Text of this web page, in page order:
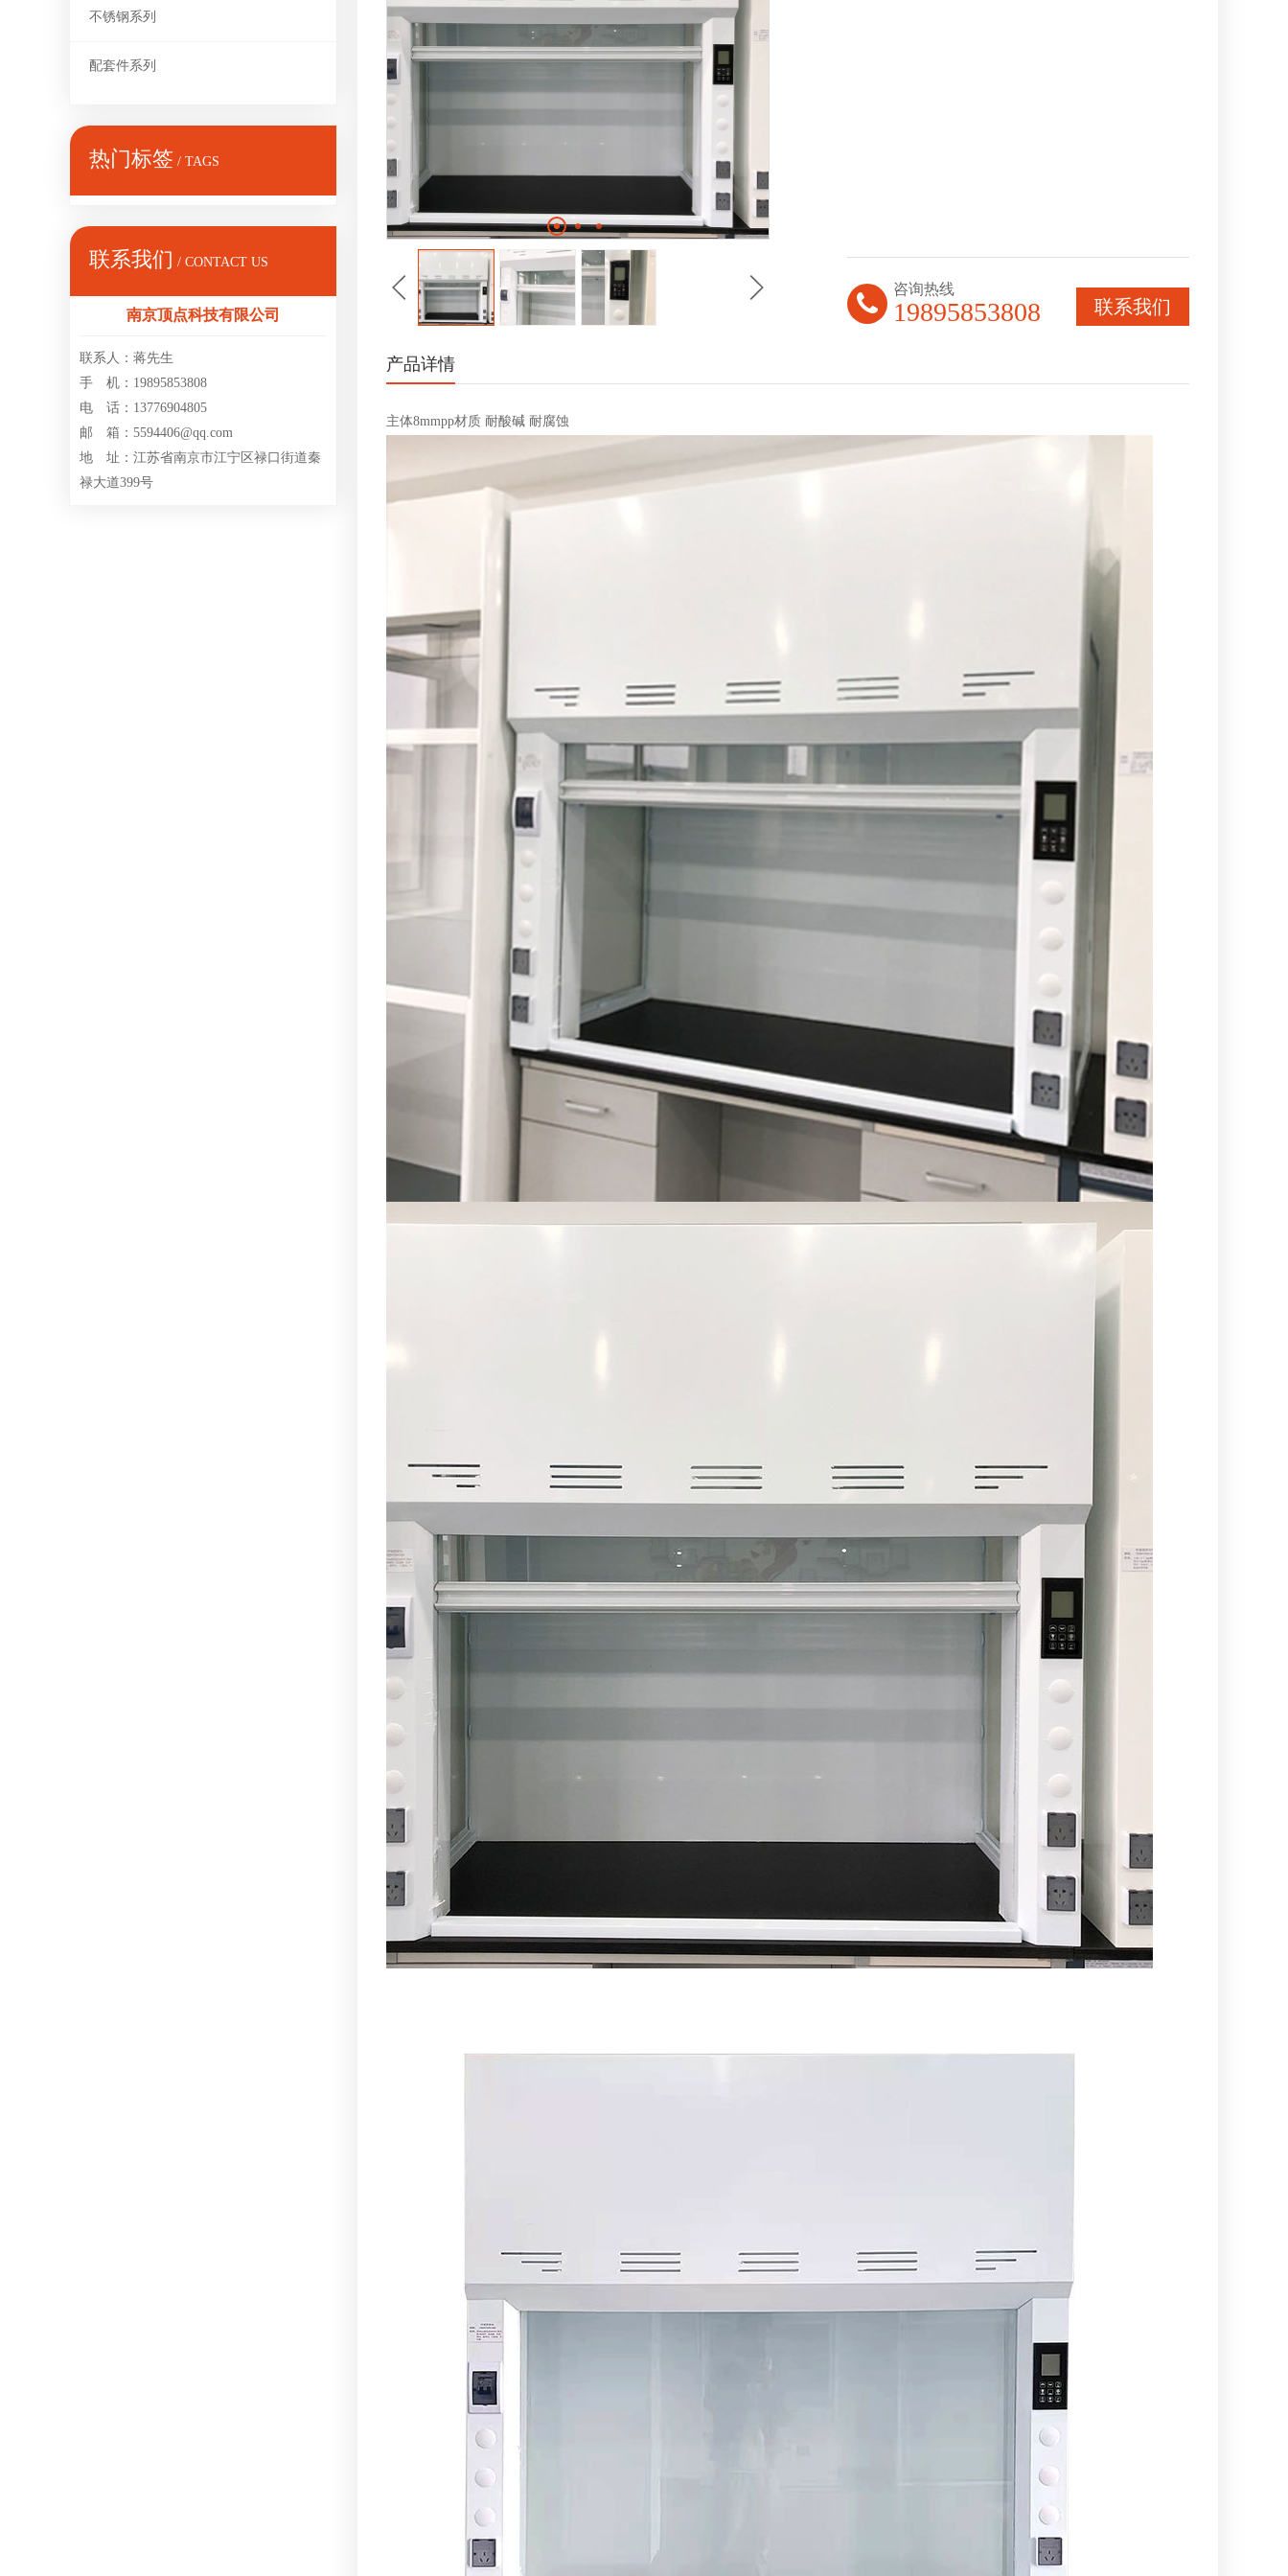
不锈钢系列
配套件系列
热门标签 / TAGS
联系我们 / CONTACT US
南京顶点科技有限公司
联系人：蒋先生
手 机：19895853808
电 话：13776904805
邮 箱：5594406@qq.com
地 址：江苏省南京市江宁区禄口街道秦
禄大道399号
联系我们
咨询热线
19895853808
产品详情
主体8mmpp材质 耐酸碱 耐腐蚀